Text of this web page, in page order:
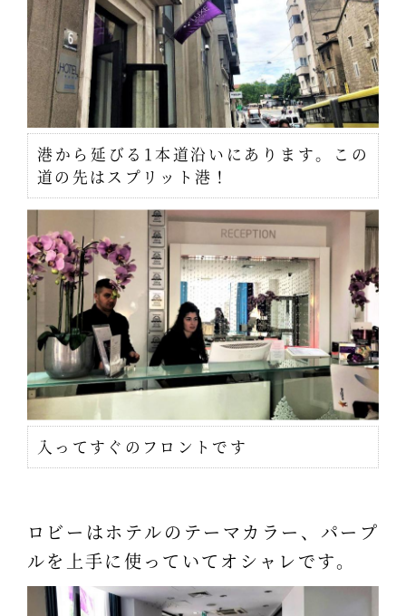
港から延びる1本道沿いにあります。この
道の先はスプリット港！
入ってすぐのフロントです
ロビーはホテルのテーマカラー、パープ
ルを上手に使っていてオシャレです。